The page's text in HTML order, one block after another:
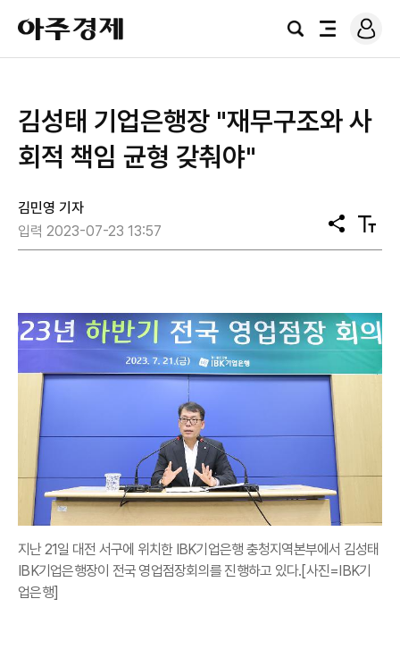
아
주
경
검
전
로
그
김성태 기업은행장 "재무구조와 사
회적 책임 균형 갖춰야"
김민영 기자
입력 2023-07-23 13:57
공
유
텍
스
지난 21일 대전 서구에 위치한 IBK기업은행 충청지역본부에서 김성태
IBK기업은행장이 전국 영업점장회의를 진행하고 있다.[사진=IBK기
업은행]